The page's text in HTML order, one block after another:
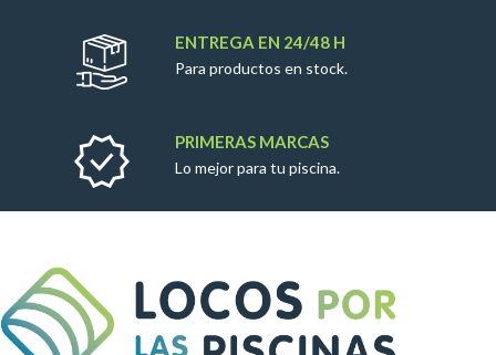
ENTREGA EN 24/48 H
Para productos en stock.
PRIMERAS MARCAS
Lo mejor para tu piscina.